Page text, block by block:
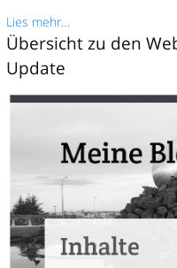
Lies mehr…
Übersicht zu den
Update